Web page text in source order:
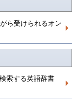
ら受けられるオン
索する英語辞書